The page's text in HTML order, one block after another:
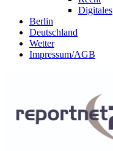
Digitales
Berlin
Deutschland
Wetter
Impressum/AGB